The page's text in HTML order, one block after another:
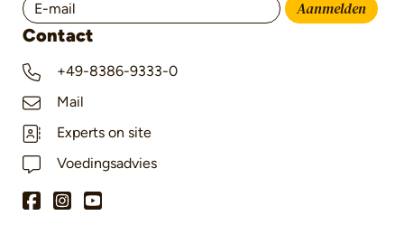
Aanmelden
Contact
+49-8386-9333-0
Mail
Experts on site
Voedingsadvies